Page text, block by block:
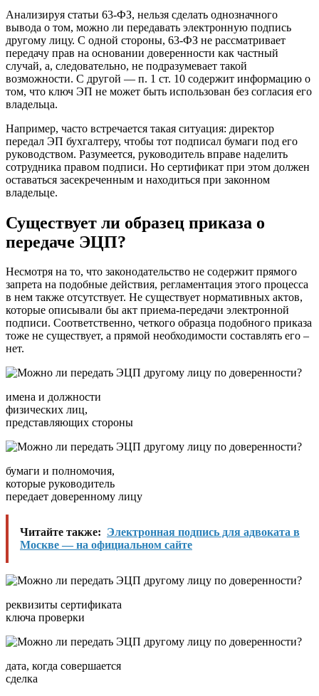
Анализируя статьи 63-ФЗ, нельзя сделать однозначного
вывода о том, можно ли передавать электронную подпись
другому лицу. С одной стороны, 63-ФЗ не рассматривает
передачу прав на основании доверенности как частный
случай, а, следовательно, не подразумевает такой
возможности. С другой — п. 1 ст. 10 содержит информацию о
том, что ключ ЭП не может быть использован без согласия его
владельца.
Например, часто встречается такая ситуация: директор
передал ЭП бухгалтеру, чтобы тот подписал бумаги под его
руководством. Разумеется, руководитель вправе наделить
сотрудника правом подписи. Но сертификат при этом должен
оставаться засекреченным и находиться при законном
владельце.
Существует ли образец приказа о
передаче ЭЦП?
Несмотря на то, что законодательство не содержит прямого
запрета на подобные действия, регламентация этого процесса
в нем также отсутствует. Не существует нормативных актов,
которые описывали бы акт приема-передачи электронной
подписи. Соответственно, четкого образца подобного приказа
тоже не существует, а прямой необходимости составлять его –
нет.
имена и должности
физических лиц,
представляющих стороны
бумаги и полномочия,
которые руководитель
передает доверенному лицу
Читайте также: Электронная подпись для адвоката в
Москве — на официальном сайте
реквизиты сертификата
ключа проверки
дата, когда совершается
сделка